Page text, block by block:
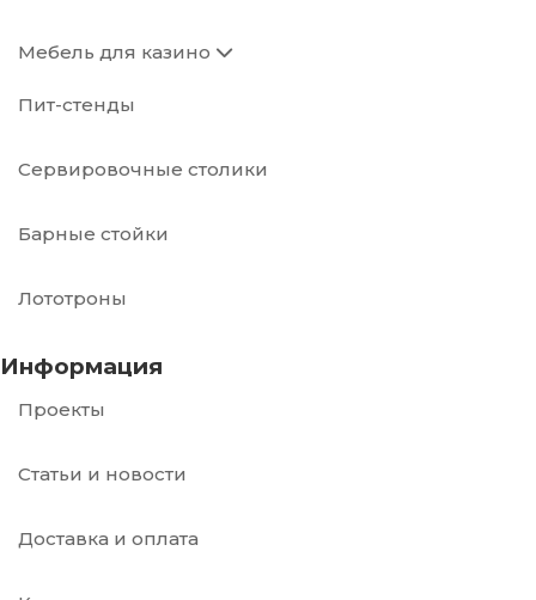
Мебель для казино
Пит-стенды
Сервировочные столики
Барные стойки
Лототроны
Информация
Проекты
Статьи и новости
Доставка и оплата